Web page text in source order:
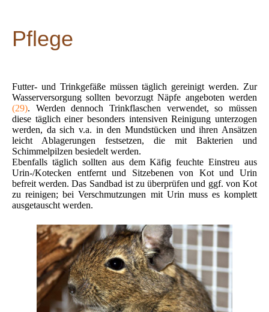
Pflege
Futter- und Trinkgefäße müssen täglich gereinigt werden. Zur
Wasserversorgung sollten bevorzugt Näpfe angeboten werden
(29). Werden dennoch Trinkflaschen verwendet, so müssen
diese täglich einer besonders intensiven Reinigung unterzogen
werden, da sich v.a. in den Mundstücken und ihren Ansätzen
leicht Ablagerungen festsetzen, die mit Bakterien und
Schimmelpilzen besiedelt werden.
Ebenfalls täglich sollten aus dem Käfig feuchte Einstreu aus
Urin-/Kotecken entfernt und Sitzebenen von Kot und Urin
befreit werden. Das Sandbad ist zu überprüfen und ggf. von Kot
zu reinigen; bei Verschmutzungen mit Urin muss es komplett
ausgetauscht werden.